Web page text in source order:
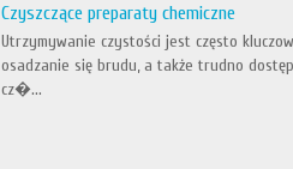
Czyszczące preparaty chemiczne
Utrzymywanie czystości jest często
osadzanie się brudu, a także trudno
cz�...